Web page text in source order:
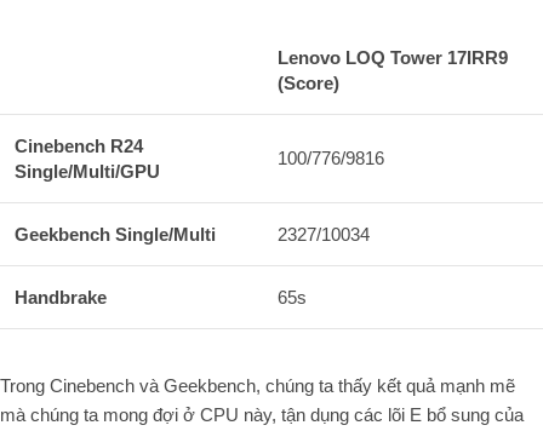
Lenovo LOQ Tower 17IRR9
(Score)
Cinebench R24
Single/Multi/GPU
100/776/9816
Geekbench Single/Multi 2327/10034
Handbrake 65s
Trong Cinebench và Geekbench, chúng ta thấy kết quả mạnh mẽ
mà chúng ta mong đợi ở CPU này, tận dụng các lõi E bổ sung của